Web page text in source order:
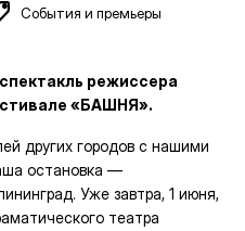
События и премьеры
режиссера
«БАШНЯ».
других городов с нашими
остановка —
Уже завтра, 1 июня,
театра